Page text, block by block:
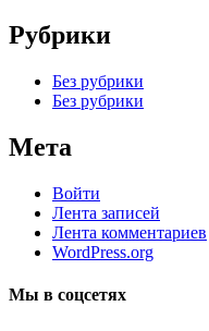
Рубрики
Без рубрики
Без рубрики
Мета
Войти
Лента записей
Лента комментариев
WordPress.org
Мы в соцсетях